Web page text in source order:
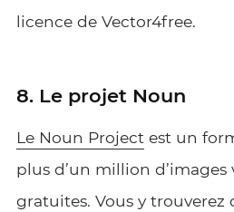
licence de Vector4free.
8. Le projet Noun
Le Noun Project est un
plus d’un million d’images
gratuites. Vous y trouverez